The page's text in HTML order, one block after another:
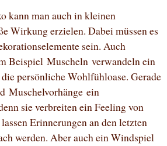
kann man auch in kleinen
Wirkung erzielen. Dabei müssen es
sein. Auch
Beispiel Muscheln verwandeln ein
persönliche Wohlfühloase. Gerade
Muschelvorhänge ein
sie verbreiten ein Feeling von
Erinnerungen an den letzten
werden. Aber auch ein Windspiel